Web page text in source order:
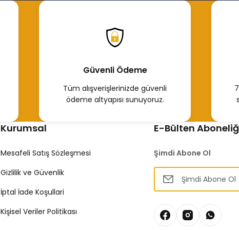
Güvenli Ödeme
Tüm alışverişlerinizde güvenli
ödeme altyapısı sunuyoruz.
Kurumsal
Mesafeli Satış Sözleşmesi
Gizlilik ve Güvenlik
İptal İade Koşullari
Kişisel Veriler Politikası
E-Bülten
Şimdi Abone Ol